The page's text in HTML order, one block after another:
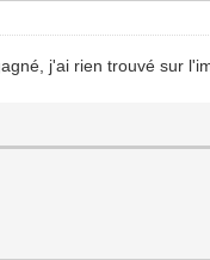
j'ai rien trouvé sur